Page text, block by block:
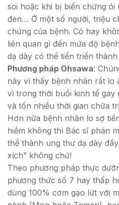
soi hoặc khi bị biến chứng ói
đen… Ở một số người, triệu
chứng của bệnh. Có hay
liên quan gì đến mứa độ
dạ dày có thể tiến triển
Phương pháp Ohsawa:
này vì thấy bệnh nhân rất lo
vì trong thời buổi kinh tế gay
và tốn nhiều thời gian chữa
Hơn nữa bệnh nhân lo sợ
hiểm không thì Bác sĩ phán
thể thành ung thư dạ dày
xích” không chứ!
Theo phương pháp thực
phương thức số 7 hay thấp
dùng 100% cơm gạo lứt với